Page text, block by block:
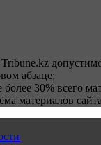
Tribune.kz
абзаце;
30% всего
материалов